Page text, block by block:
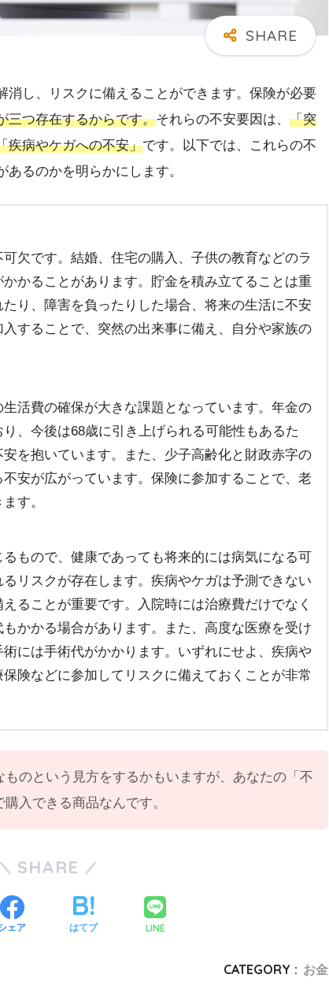
消し、リスクに備えることができます。保険が必要
三つ存在するからです。それらの不安要因は、 「突
疾病やケガへの不安」です。以下では、これらの不
るのかを明らかにします。
欠です。結婚、住宅の購入、子供の教育などのラ
かることがあります。貯金を積み立てることは重
り、障害を負ったりした場合、将来の生活に不安
することで、突然の出来事に備え、自分や家族の
活費の確保が大きな課題となっています。年金の
、今後は68歳に引き上げられる可能性もあるた
を抱いています。また、少子高齢化と財政赤字の
安が広がっています。保険に参加することで、老
す。
もので、健康であっても将来的には病気になる可
リスクが存在します。疾病やケガは予測できない
ることが重要です。入院時には治療費だけでなく
かかる場合があります。また、高度な医療を受け
には手術代がかかります。いずれにせよ、疾病や
険などに参加してリスクに備えておくことが非常
のという見方をするかもいますが、あなたの「不
入できる商品なんです。
SHARE
ェア はてブ LINE
CATEGORY : お金